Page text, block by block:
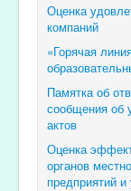
Оценка
компаний
«Горячая
Памятка об
сообщения об
актов
Оценка
органов
предприятий